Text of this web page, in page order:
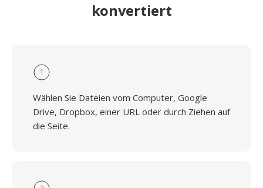
konvertiert
1
Wählen Sie Dateien vom Computer, Google
Drive, Dropbox, einer URL oder durch Ziehen auf
die Seite.